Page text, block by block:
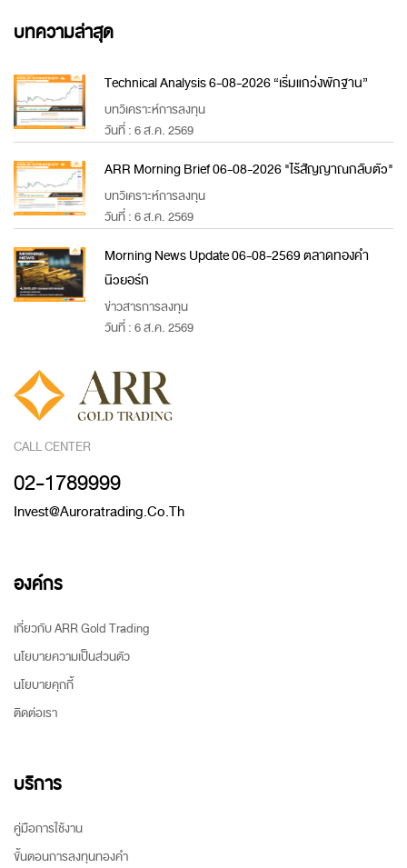
บทความล่าสุด
Technical Analysis 6-08-2026 “เริ่มแกว่งพักฐาน”
บทวิเคราะห์การลงทุน
วันที่ : 6 ส.ค. 2569
ARR Morning Brief 06-08-2026 "ไร้สัญญาณกลับตัว"
บทวิเคราะห์การลงทุน
วันที่ : 6 ส.ค. 2569
Morning News Update 06-08-2569 ตลาดทองคำ
นิวยอร์ก
ข่าวสารการลงทุน
วันที่ : 6 ส.ค. 2569
CALL CENTER
02-1789999
Invest@auroratrading.co.th
องค์กร
เกี่ยวกับ ARR Gold Trading
นโยบายความเป็นส่วนตัว
นโยบายคุกกี้
ติดต่อเรา
บริการ
คู่มือการใช้งาน
ขั้นตอนการลงทุนทองคำ